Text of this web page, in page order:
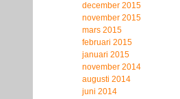
december 2015
november 2015
mars 2015
februari 2015
januari 2015
november 2014
augusti 2014
juni 2014